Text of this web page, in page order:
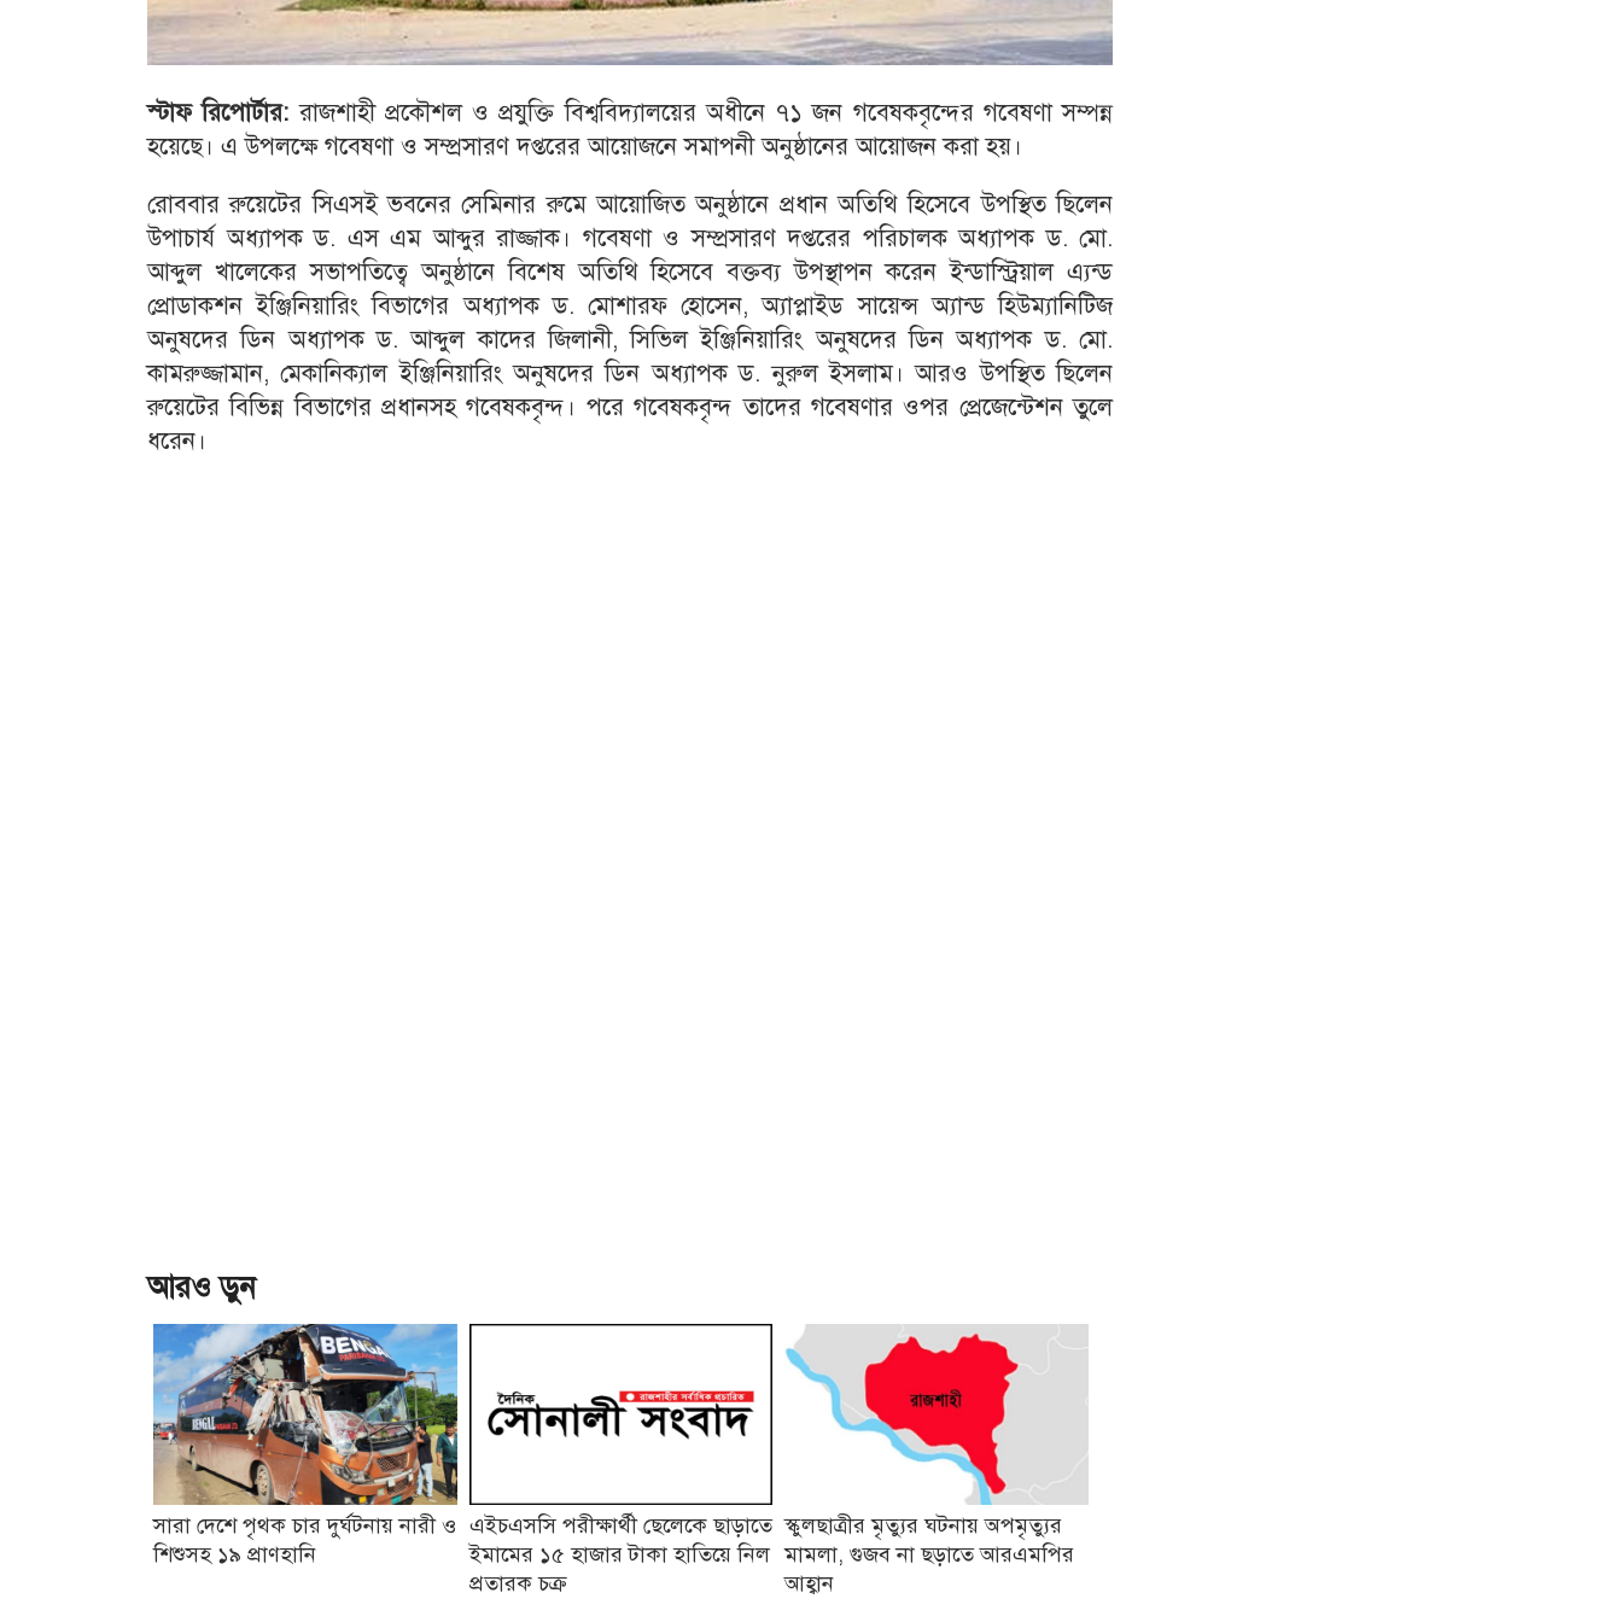
স্টাফ রিপোর্টার: রাজশাহী প্রকৌশল ও প্রযুক্তি বিশ্ববিদ্যালয়ের অধীনে ৭১ জন গবেষকবৃন্দের গবেষণা সম্পন্ন
হয়েছে। এ উপলক্ষে গবেষণা ও সম্প্রসারণ দপ্তরের আয়োজনে সমাপনী অনুষ্ঠানের আয়োজন করা হয়।
রোববার রুয়েটের সিএসই ভবনের সেমিনার রুমে আয়োজিত অনুষ্ঠানে প্রধান অতিথি হিসেবে উপস্থিত ছিলেন
উপাচার্য অধ্যাপক ড. এস এম আব্দুর রাজ্জাক। গবেষণা ও সম্প্রসারণ দপ্তরের পরিচালক অধ্যাপক ড. মো.
আব্দুল খালেকের সভাপতিত্বে অনুষ্ঠানে বিশেষ অতিথি হিসেবে বক্তব্য উপস্থাপন করেন ইন্ডাস্ট্রিয়াল এ্যন্ড
প্রোডাকশন ইঞ্জিনিয়ারিং বিভাগের অধ্যাপক ড. মোশারফ হোসেন, অ্যাপ্লাইড সায়েন্স অ্যান্ড হিউম্যানিটিজ
অনুষদের ডিন অধ্যাপক ড. আব্দুল কাদের জিলানী, সিভিল ইঞ্জিনিয়ারিং অনুষদের ডিন অধ্যাপক ড. মো.
কামরুজ্জামান, মেকানিক্যাল ইঞ্জিনিয়ারিং অনুষদের ডিন অধ্যাপক ড. নুরুল ইসলাম। আরও উপস্থিত ছিলেন
রুয়েটের বিভিন্ন বিভাগের প্রধানসহ গবেষকবৃন্দ। পরে গবেষকবৃন্দ তাদের গবেষণার ওপর প্রেজেন্টেশন তুলে
ধরেন।
আরও ড়ুন
সারা দেশে পৃথক চার দুর্ঘটনায় নারী ও
শিশুসহ ১৯ প্রাণহানি
এইচএসসি পরীক্ষার্থী ছেলেকে ছাড়াতে
ইমামের ১৫ হাজার টাকা হাতিয়ে নিল
প্রতারক চক্র
স্কুলছাত্রীর মৃত্যুর ঘটনায় অপমৃত্যুর
মামলা, গুজব না ছড়াতে আরএমপির
আহ্বান